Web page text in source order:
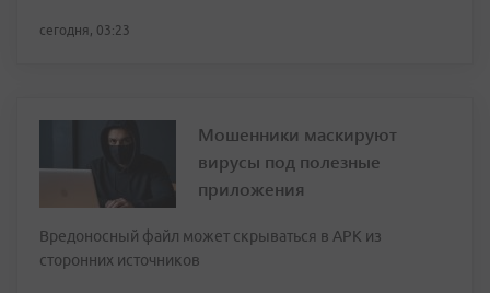
сегодня, 03:23
Мошенники маскируют
вирусы под полезные
приложения
Вредоносный файл может скрываться в APK из
сторонних источников